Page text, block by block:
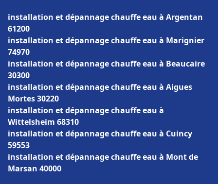
installation et dépannage chauffe eau à Argentan
61200
installation et dépannage chauffe eau à Marignier
74970
installation et dépannage chauffe eau à Beaucaire
30300
installation et dépannage chauffe eau à Aigues
Mortes 30220
installation et dépannage chauffe eau à
Wittelsheim 68310
installation et dépannage chauffe eau à Cuincy
59553
installation et dépannage chauffe eau à Mont de
Marsan 40000